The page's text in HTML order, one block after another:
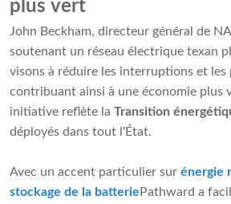
plus vert
John Beckham, directeur général de
soutenant un réseau électrique texan
visons à réduire les interruptions et les
contribuant ainsi à une économie plus
initiative reflète la Transition
déployés dans tout l'État.
Avec un accent particulier sur énergie
stockage de la batterie Pathward a